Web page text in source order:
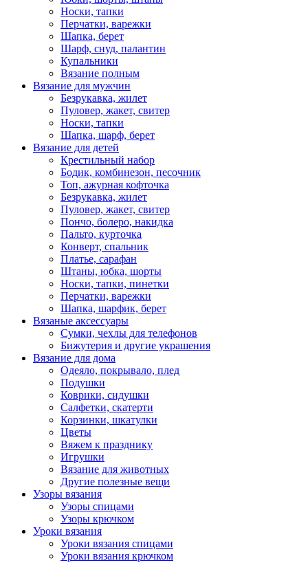
Носки, тапки
Перчатки, варежки
Шапка, берет
Шарф, снуд, палантин
Купальники
Вязание полным
Вязание для мужчин
Безрукавка, жилет
Пуловер, жакет, свитер
Носки, тапки
Шапка, шарф, берет
Вязание для детей
Крестильный набор
Бодик, комбинезон, песочник
Топ, ажурная кофточка
Безрукавка, жилет
Пуловер, жакет, свитер
Пончо, болеро, накидка
Пальто, курточка
Конверт, спальник
Платье, сарафан
Штаны, юбка, шорты
Носки, тапки, пинетки
Перчатки, варежки
Шапка, шарфик, берет
Вязаные аксессуары
Сумки, чехлы для телефонов
Бижутерия и другие украшения
Вязание для дома
Одеяло, покрывало, плед
Подушки
Коврики, сидушки
Салфетки, скатерти
Корзинки, шкатулки
Цветы
Вяжем к празднику
Игрушки
Вязание для животных
Другие полезные вещи
Узоры вязания
Узоры спицами
Узоры крючком
Уроки вязания
Уроки вязания спицами
Уроки вязания крючком